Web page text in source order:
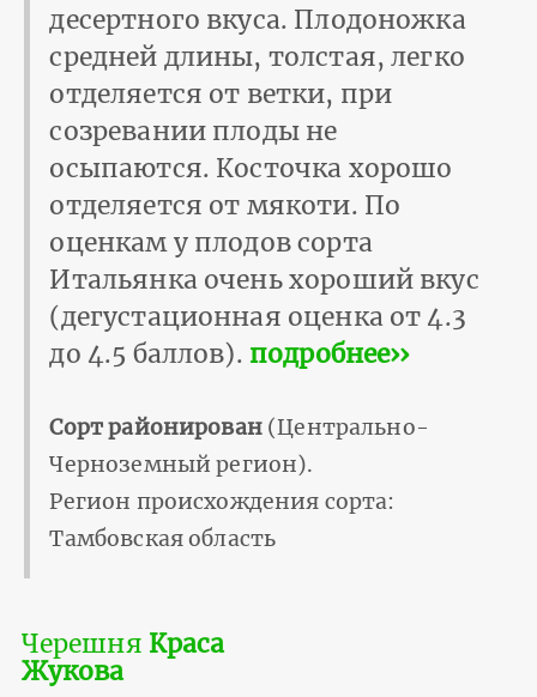
десертного вкуса. Плодоножка
средней длины, толстая, легко
отделяется от ветки, при
созревании плоды не
осыпаются. Косточка хорошо
отделяется от мякоти. По
оценкам у плодов сорта
Итальянка очень хороший вкус
(дегустационная оценка от 4.3
до 4.5 баллов). подробнее››
Сорт районирован(Центрально-
Черноземный регион).
Регион происхождения сорта:
Тамбовская область
Черешня Краса
Жукова